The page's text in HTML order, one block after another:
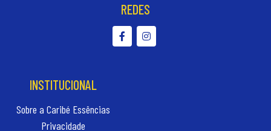
INSTITUCIONAL
Sobre a Caribé Essências
Privacidade
REDES